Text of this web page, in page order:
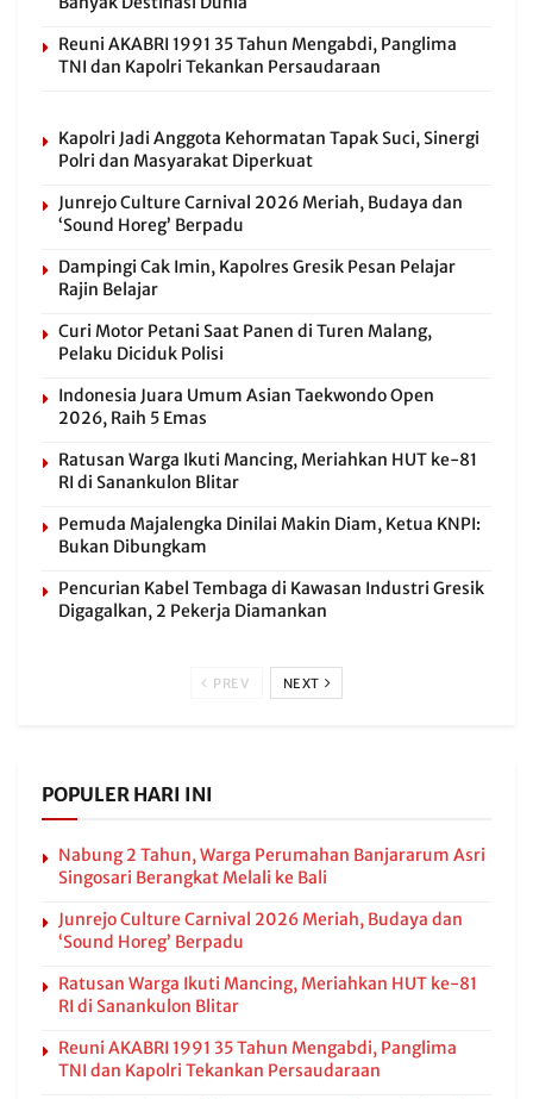
Reuni AKABRI 1991 35 Tahun Mengabdi, Panglima
TNI dan Kapolri Tekankan Persaudaraan
Kapolri Jadi Anggota Kehormatan Tapak Suci, Sinergi
Polri dan Masyarakat Diperkuat
Junrejo Culture Carnival 2026 Meriah, Budaya dan
‘Sound Horeg’ Berpadu
Dampingi Cak Imin, Kapolres Gresik Pesan Pelajar
Rajin Belajar
Curi Motor Petani Saat Panen di Turen Malang,
Pelaku Diciduk Polisi
Indonesia Juara Umum Asian Taekwondo Open
2026, Raih 5 Emas
Ratusan Warga Ikuti Mancing, Meriahkan HUT ke-81
RI di Sanankulon Blitar
Pemuda Majalengka Dinilai Makin Diam, Ketua KNPI:
Bukan Dibungkam
Pencurian Kabel Tembaga di Kawasan Industri Gresik
Digagalkan, 2 Pekerja Diamankan
PREV NEXT
POPULER HARI INI
Nabung 2 Tahun, Warga Perumahan Banjararum Asri
Singosari Berangkat Melali ke Bali
Junrejo Culture Carnival 2026 Meriah, Budaya dan
‘Sound Horeg’ Berpadu
Ratusan Warga Ikuti Mancing, Meriahkan HUT ke-81
RI di Sanankulon Blitar
Reuni AKABRI 1991 35 Tahun Mengabdi, Panglima
TNI dan Kapolri Tekankan Persaudaraan